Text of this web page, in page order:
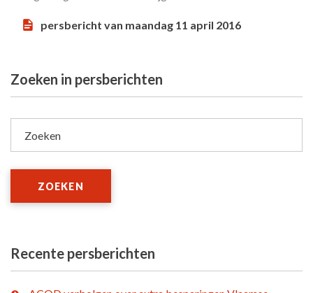
persbericht van maandag 11 april 2016
Zoeken in persberichten
Zoeken
ZOEKEN
Recente persberichten